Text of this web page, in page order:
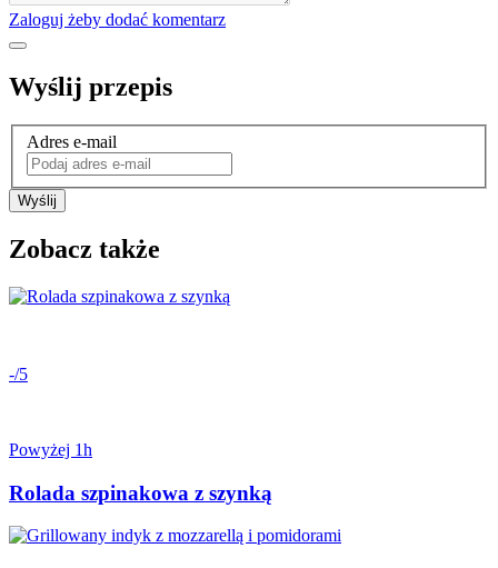
Zaloguj żeby dodać komentarz
Wyślij przepis
Adres e-mail
Wyślij
Zobacz także
-/5
Powyżej 1h
Rolada szpinakowa z szynką